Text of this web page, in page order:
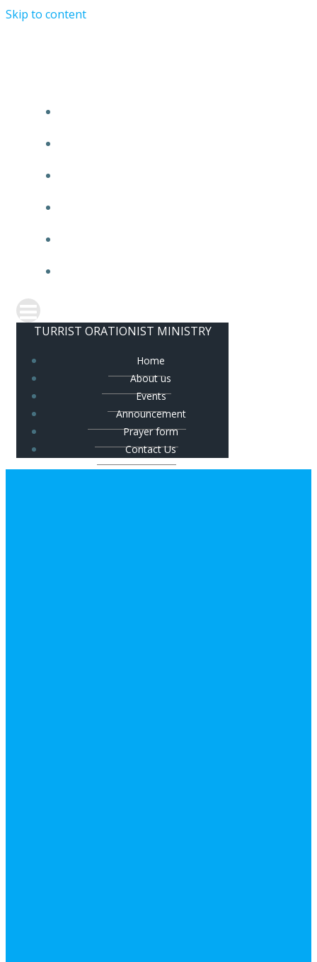
Skip to content
TURRIST ORATIONIST MINISTRY
Home
About us
Events
Announcement
Prayer form
Contact Us